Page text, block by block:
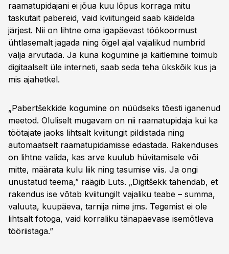
raamatupidajani ei jõua kuu lõpus korraga mitu
taskutäit pabereid, vaid kviitungeid saab käidelda
järjest. Nii on lihtne oma igapäevast töökoormust
ühtlasemalt jagada ning õigel ajal vajalikud numbrid
välja arvutada. Ja kuna kogumine ja käitlemine toimub
digitaalselt üle interneti, saab seda teha ükskõik kus ja
mis ajahetkel.
„Pabertšekkide kogumine on nüüdseks tõesti iganenud
meetod. Oluliselt mugavam on nii raamatupidaja kui ka
töötajate jaoks lihtsalt kviitungit pildistada ning
automaatselt raamatupidamisse edastada. Rakenduses
on lihtne valida, kas arve kuulub hüvitamisele või
mitte, määrata kulu liik ning tasumise viis. Ja ongi
unustatud teema,” räägib Luts. „Digitšekk tähendab, et
rakendus ise võtab kviitungilt vajaliku teabe – summa,
valuuta, kuupäeva, tarnija nime jms. Tegemist ei ole
lihtsalt fotoga, vaid korraliku tänapäevase isemõtleva
tööriistaga.”